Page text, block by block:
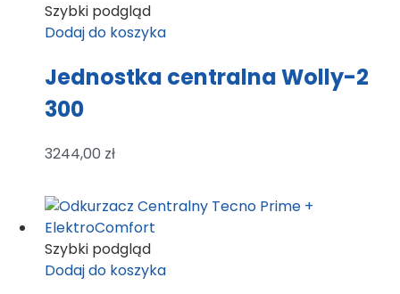
Szybki podgląd
Dodaj do koszyka
Jednostka centralna Wolly-2
300
3244,00 zł
Szybki podgląd
Dodaj do koszyka